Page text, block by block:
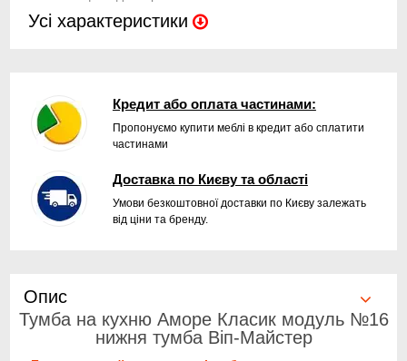
Усі характеристики
Кредит або оплата частинами:
Пропонуємо купити меблі в кредит або сплатити
частинами
Доставка по Києву та області
Умови безкоштовної доставки по Києву залежать
від ціни та бренду.
Опис
Тумба на кухню Аморе Класик модуль №16
нижня тумба Віп-Майстер